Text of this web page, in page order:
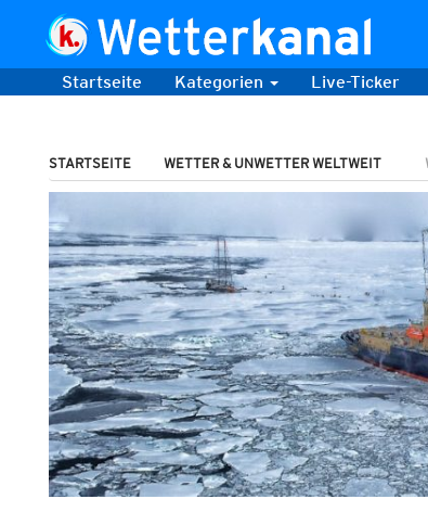
Startseite Kategorien Live-Ticker
STARTSEITE WETTER & UNWETTER WELTWEIT